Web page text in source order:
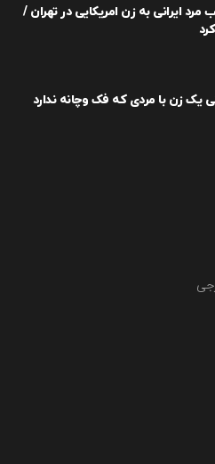
مرد ایرانی به زن امریکایی در تهران /
یک زن با مردی که فک وچانه ندارد